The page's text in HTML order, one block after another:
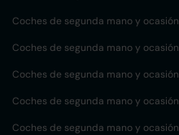
Coches de segunda mano y ocasión
Coches de segunda mano y ocasión
Coches de segunda mano y ocasión
Coches de segunda mano y ocasión
Coches de segunda mano y ocasión